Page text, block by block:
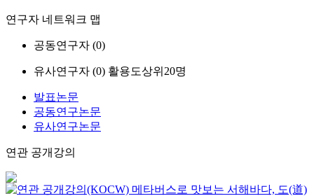
연구자 네트워크 맵
공동연구자 (0)
유사연구자 (0) 활용도상위20명
발표논문
공동연구논문
유사연구논문
연관 공개강의
메타버스로 맛보는 서해바다, 도(道)